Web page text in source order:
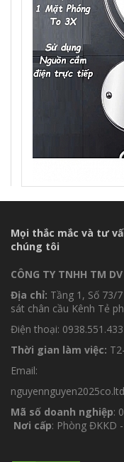
Mọi thắc mắc và tư
chúng tôi
CÔNG TY TNHH TM
Địa chỉ: Tầng 1, Số 73/
sát chân cầu Kênh Tẻ
Điện thoại:
Thời gian làm việc:
Email:
Mã số doanh nghiệp:
Nơi cấp: Phòng ĐKKD